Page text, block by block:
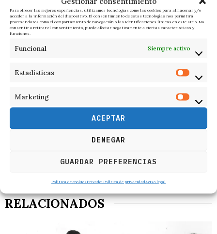
Para ofrecer las mejores experiencias, utilizamos tecnologías como las cookies para almacenar y/o
acceder a la información del dispositivo. El consentimiento de estas tecnologías nos permitirá
procesar datos como el comportamiento de navegación o las identificaciones únicas en este sitio. No
consentir o retirar el consentimiento, puede afectar negativamente a ciertas características y
funciones.
Funcional Siempre activo
Estadísticas
Marketing
ACEPTAR
DENEGAR
GUARDAR PREFERENCIAS
Política de cookiesPrivado: Política de privacidadAviso legal
RELACIONADOS